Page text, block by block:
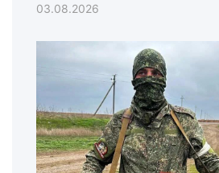
03.08.2026